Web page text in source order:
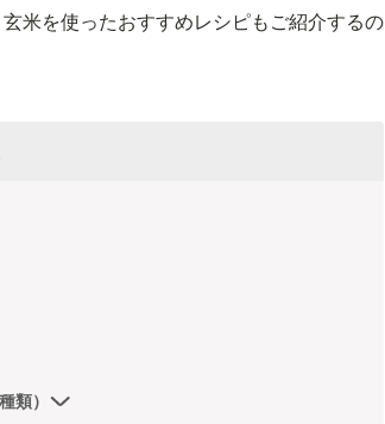
米を使ったおすすめレシピもご紹介するの
類）